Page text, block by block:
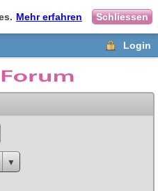
Mehr erfahren Schliessen
Login